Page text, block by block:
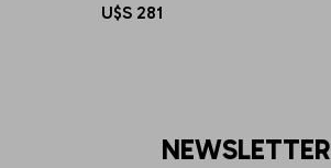
U$S 281
NEWSLETTER